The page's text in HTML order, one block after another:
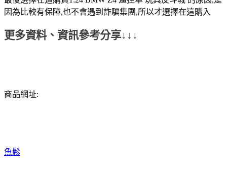
因為比較有保障,也不會遇到詐騙集團,所以才選擇在這購入
更多資料、資訊參考分享↓↓↓
商品網址:
魚鬆